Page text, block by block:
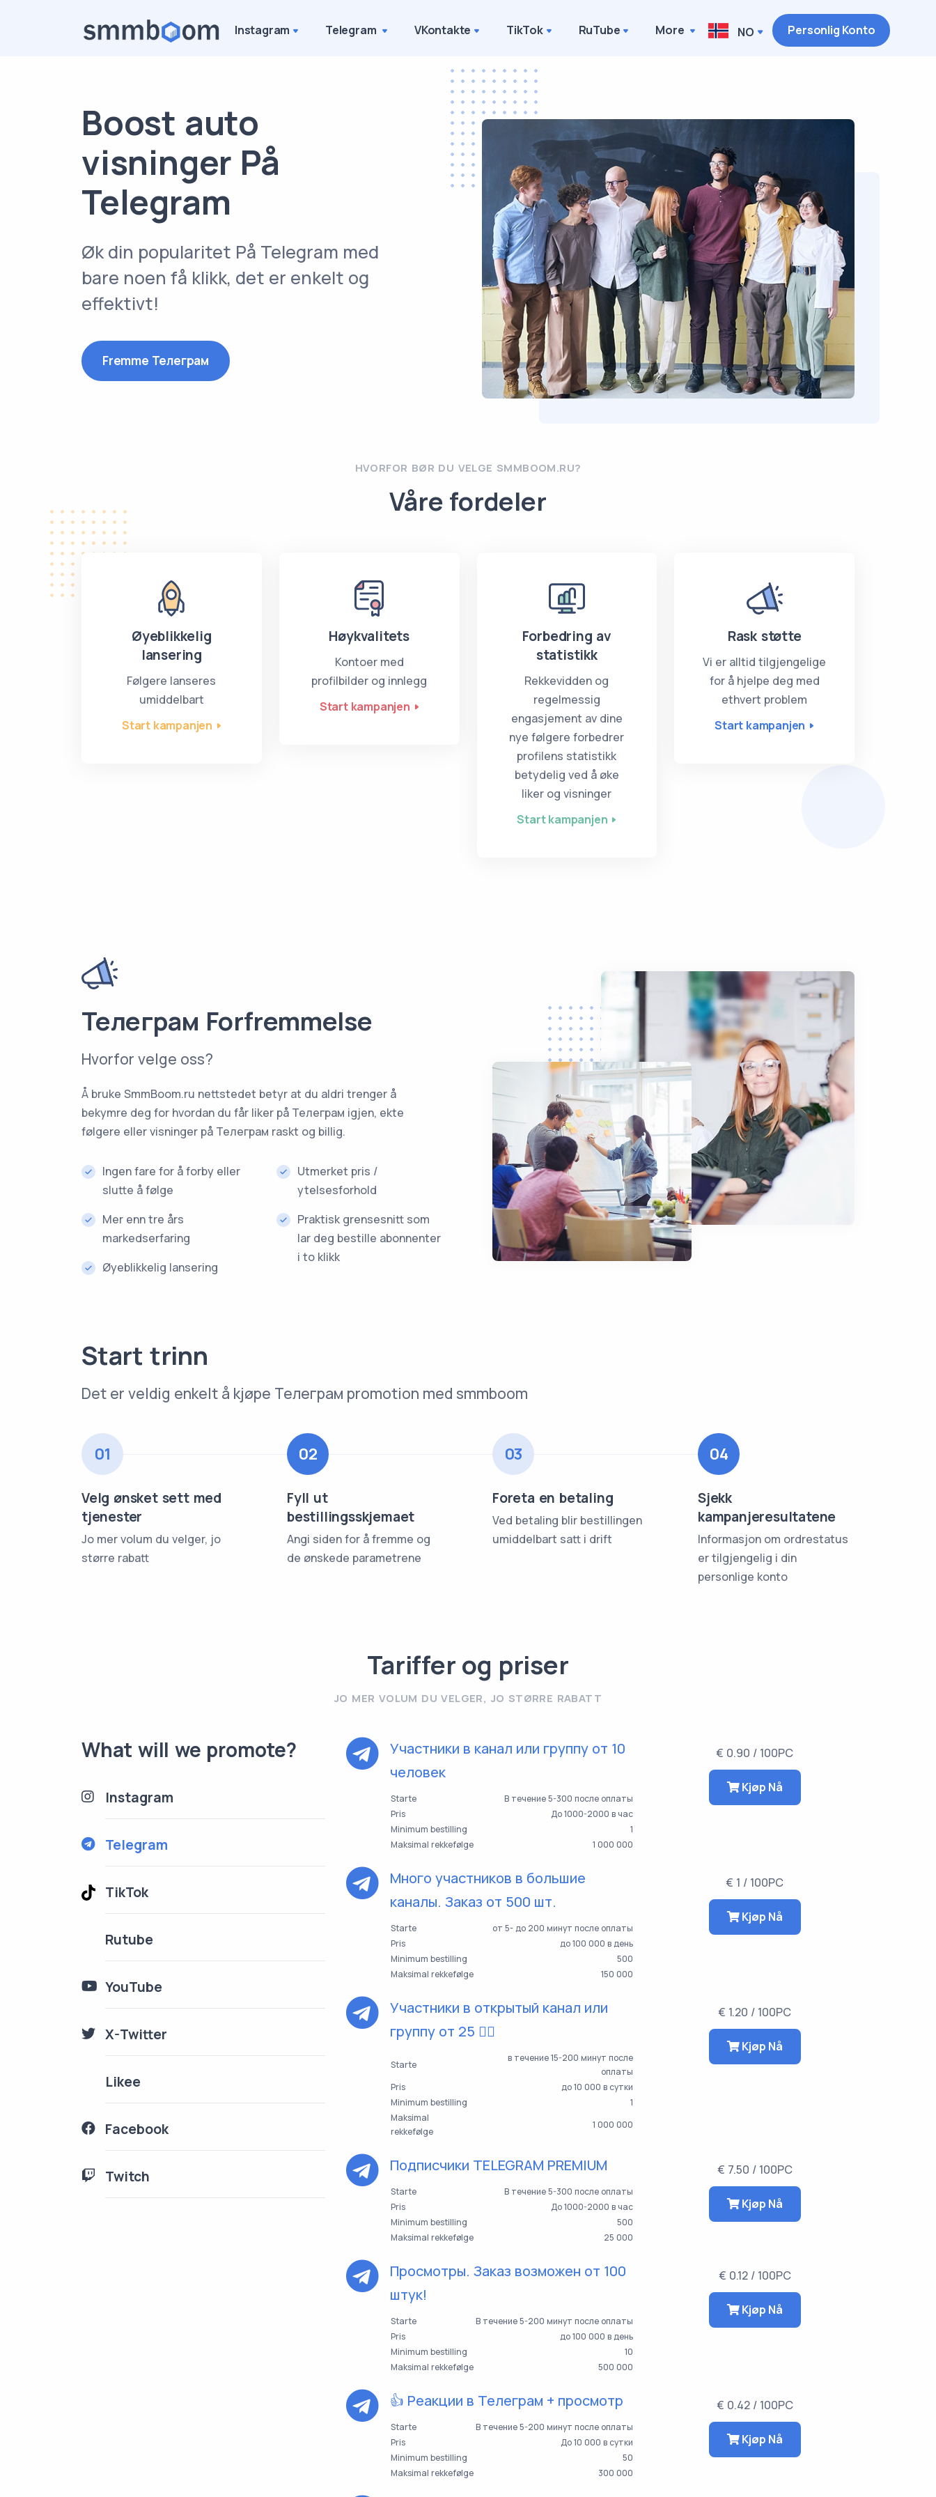
Instagram Telegram VKontakte TikTok RuTube More NO Personlig Konto
Boost auto
visninger På
Telegram
Øk din popularitet På Telegram med
bare noen få klikk, det er enkelt og
effektivt!
Fremme Телеграм
HVORFOR BØR DU VELGE SMMBOOM.RU?
Våre fordeler
Øyeblikkelig
lansering
Følgere lanseres
umiddelbart
Start kampanjen
Høykvalitets
Kontoer med
profilbilder og innlegg
Start kampanjen
Forbedring av
statistikk
Rekkevidden og
regelmessig
engasjement av dine
nye følgere forbedrer
profilens statistikk
betydelig ved å øke
liker og visninger
Start kampanjen
Rask støtte
Vi er alltid tilgjengelige
for å hjelpe deg med
ethvert problem
Start kampanjen
Телеграм Forfremmelse
Hvorfor velge oss?
Å bruke SmmBoom.ru nettstedet betyr at du aldri trenger å
bekymre deg for hvordan du får liker på Телеграм igjen, ekte
følgere eller visninger på Телеграм raskt og billig.
Ingen fare for å forby eller
slutte å følge
Mer enn tre års
markedserfaring
Øyeblikkelig lansering
Utmerket pris /
ytelsesforhold
Praktisk grensesnitt som
lar deg bestille abonnenter
i to klikk
Start trinn
Det er veldig enkelt å kjøpe Телеграм promotion med smmboom
01
Velg ønsket sett med
tjenester
Jo mer volum du velger, jo
større rabatt
02
Fyll ut
bestillingsskjemaet
Angi siden for å fremme og
de ønskede parametrene
03
Foreta en betaling
Ved betaling blir bestillingen
umiddelbart satt i drift
04
Sjekk
kampanjeresultatene
Informasjon om ordrestatus
er tilgjengelig i din
personlige konto
Tariffer og priser
JO MER VOLUM DU VELGER, JO STØRRE RABATT
What will we promote?
Instagram
Telegram
TikTok
Rutube
YouTube
X-Twitter
Likee
Facebook
Twitch
Участники в канал или группу от 10
человек
Starte
В течение 5-300 после оплаты
Pris
До 1000-2000 в час
Minimum bestilling
1
Maksimal rekkefølge
1 000 000
€ 0.90 / 100PC
Kjøp Nå
Много участников в большие
каналы. Заказ от 500 шт.
Starte
от 5- до 200 минут после оплаты
Pris
до 100 000 в день
Minimum bestilling
500
Maksimal rekkefølge
150 000
€ 1 / 100PC
Kjøp Nå
Участники в открытый канал или
группу от 25 👯‍♀️
Starte
в течение 15-200 минут после
оплаты
Pris
до 10 000 в сутки
Minimum bestilling
1
Maksimal
rekkefølge
1 000 000
€ 1.20 / 100PC
Kjøp Nå
Подписчики TELEGRAM PREMIUM
Starte
В течение 5-300 после оплаты
Pris
До 1000-2000 в час
Minimum bestilling
500
Maksimal rekkefølge
25 000
€ 7.50 / 100PC
Kjøp Nå
Просмотры. Заказ возможен от 100
штук!
Starte
В течение 5-200 минут после оплаты
Pris
до 100 000 в день
Minimum bestilling
10
Maksimal rekkefølge
500 000
€ 0.12 / 100PC
Kjøp Nå
👍 Реакции в Телеграм + просмотр
Starte
В течение 5-200 минут после оплаты
Pris
До 10 000 в сутки
Minimum bestilling
50
Maksimal rekkefølge
300 000
€ 0.42 / 100PC
Kjøp Nå